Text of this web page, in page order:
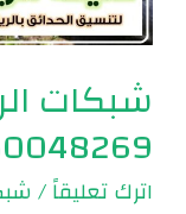
شبكات
اترك تعليقاً/